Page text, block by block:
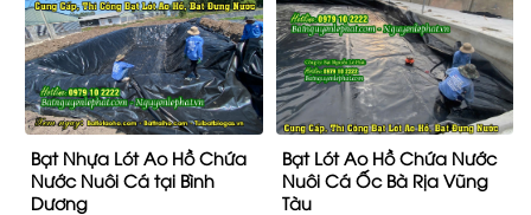
Bạt Nhựa Lót Ao Hồ Chứa
Nước Nuôi Cá tại Bình
Dương
Bạt Lót Ao Hồ Chứa Nước
Nuôi Cá Ốc Bà Rịa Vũng
Tàu